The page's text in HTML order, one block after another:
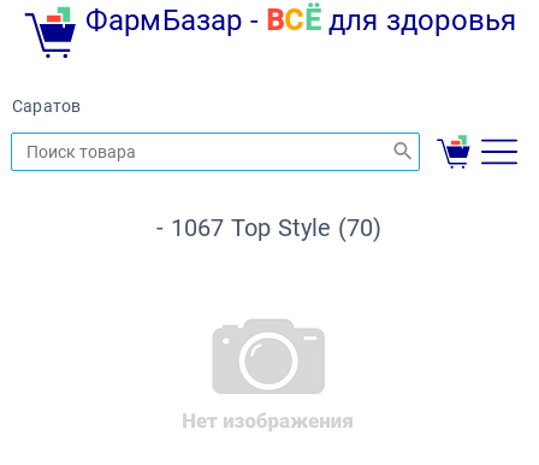
ФармБазар - ВС Ёдля здоровья
Саратов
- 1067 Top Style (70)